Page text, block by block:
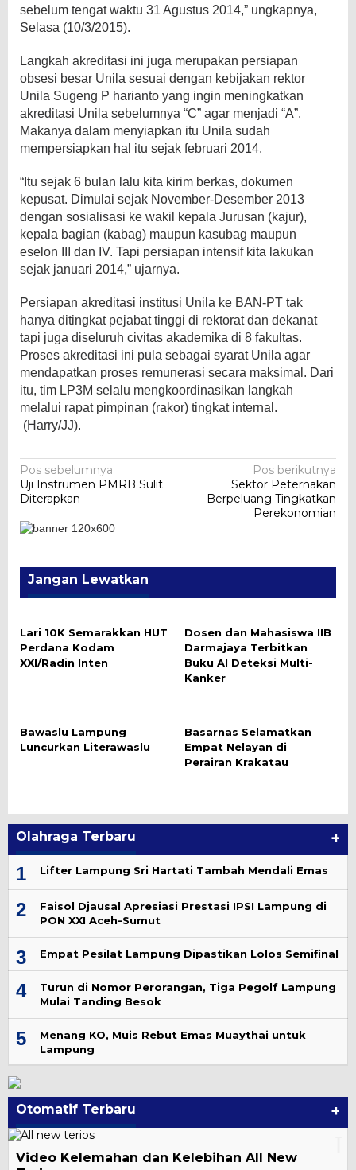
sebelum tengat waktu 31 Agustus 2014,” ungkapnya,
Selasa (10/3/2015).
Langkah akreditasi ini juga merupakan persiapan
obsesi besar Unila sesuai dengan kebijakan rektor
Unila Sugeng P harianto yang ingin meningkatkan
akreditasi Unila sebelumnya “C” agar menjadi “A”.
Makanya dalam menyiapkan itu Unila sudah
mempersiapkan hal itu sejak februari 2014.
“Itu sejak 6 bulan lalu kita kirim berkas, dokumen
kepusat. Dimulai sejak November-Desember 2013
dengan sosialisasi ke wakil kepala Jurusan (kajur),
kepala bagian (kabag) maupun kasubag maupun
eselon III dan IV. Tapi persiapan intensif kita lakukan
sejak januari 2014,” ujarnya.
Persiapan akreditasi institusi Unila ke BAN-PT tak
hanya ditingkat pejabat tinggi di rektorat dan dekanat
tapi juga diseluruh civitas akademika di 8 fakultas.
Proses akreditasi ini pula sebagai syarat Unila agar
mendapatkan proses remunerasi secara maksimal. Dari
itu, tim LP3M selalu mengkoordinasikan langkah
melalui rapat pimpinan (rakor) tingkat internal.
(Harry/JJ).
Navigasi
pos
Pos sebelumnya
Uji Instrumen PMRB Sulit
Diterapkan
Pos berikutnya
Sektor Peternakan
Berpeluang Tingkatkan
Perekonomian
Jangan Lewatkan
Lari 10K Semarakkan HUT
Perdana Kodam
XXI/Radin Inten
Dosen dan Mahasiswa IIB
Darmajaya Terbitkan
Buku AI Deteksi Multi-
Kanker
Bawaslu Lampung
Luncurkan Literawaslu
Basarnas Selamatkan
Empat Nelayan di
Perairan Krakatau
Olahraga Terbaru +
1 Lifter Lampung Sri Hartati Tambah Mendali Emas
2
Faisol Djausal Apresiasi Prestasi IPSI Lampung di
PON XXI Aceh-Sumut
3 Empat Pesilat Lampung Dipastikan Lolos Semifinal
4
Turun di Nomor Perorangan, Tiga Pegolf Lampung
Mulai Tanding Besok
5
Menang KO, Muis Rebut Emas Muaythai untuk
Lampung
Otomatif Terbaru +
Video Kelemahan dan Kelebihan All New